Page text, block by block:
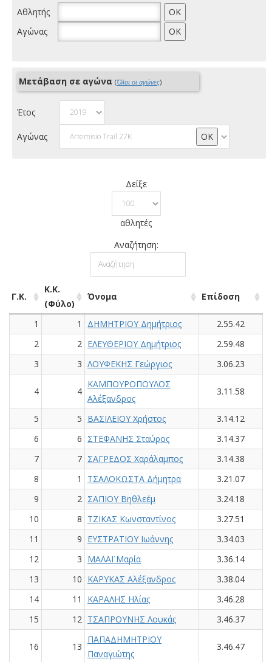
Αθλητής
Αγώνας
Μετάβαση σε αγώνα (Όλοι οι αγώνες)
Έτος
Αγώνας
Δείξε
αθλητές
Αναζήτηση:
Γ.Κ.
Κ.Κ.
(Φύλο)
Όνομα Επίδοση
1 1 ΔΗΜΗΤΡΙΟΥ Δημήτριος
2.55.42
2
2 ΕΛΕΥΘΕΡΙΟΥ Δημήτριος
2.59.48
3
3 ΛΟΥΦΕΚΗΣ Γεώργιος 3.06.23
4 4
ΚΑΜΠΟΥΡΟΠΟΥΛΟΣ
Αλέξανδρος
3.11.58
5 5 ΒΑΣΙΛΕΙΟΥ Χρήστος
3.14.12
6
6 ΣΤΕΦΑΝΗΣ Σταύρος
3.14.37
7
7 ΣΑΓΡΕΔΟΣ Χαράλαμπος
3.14.38
8
1 ΤΣΑΛΟΚΩΣΤΑ Δήμητρα
3.21.07
9
2 ΣΑΠΙΟΥ Βηθλεέμ
3.24.18
10
8 ΤΖΙΚΑΣ Κωνσταντίνος
3.27.51
11
9 ΕΥΣΤΡΑΤΙΟΥ Ιωάννης
3.34.03
12
3 ΜΑΛΑΪ Μαρία
3.36.14
13
10 ΚΑΡΥΚΑΣ Αλέξανδρος
3.38.04
14
11 ΚΑΡΑΛΗΣ Ηλίας
3.46.28
15
12 ΤΣΑΠΡΟΥΝΗΣ Λουκάς 3.46.37
16 13
ΠΑΠΑΔΗΜΗΤΡΙΟΥ
Παναγιώτης
3.46.47